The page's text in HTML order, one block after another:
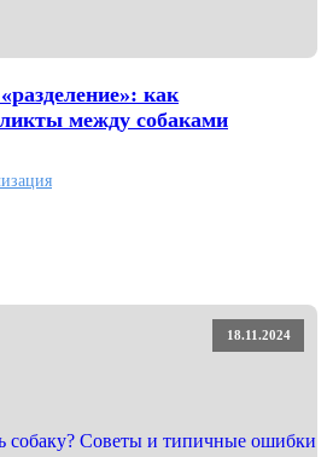
как
между собаками
18.11.2024